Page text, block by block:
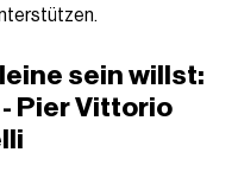
.
sein willst:
Pier Vittorio